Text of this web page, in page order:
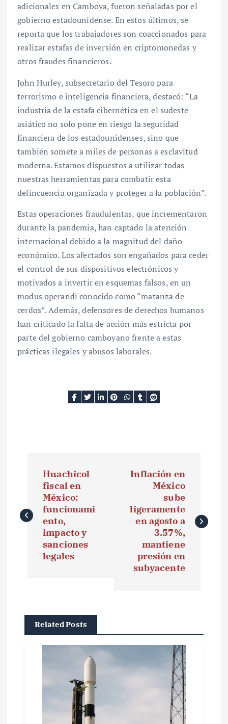
adicionales en Camboya, fueron señaladas por el
gobierno estadounidense. En estos últimos, se
reporta que los trabajadores son coaccionados para
realizar estafas de inversión en criptomonedas y
otros fraudes financieros.
John Hurley, subsecretario del Tesoro para
terrorismo e inteligencia financiera, destacó: “La
industria de la estafa cibernética en el sudeste
asiático no solo pone en riesgo la seguridad
financiera de los estadounidenses, sino que
también somete a miles de personas a esclavitud
moderna. Estamos dispuestos a utilizar todas
nuestras herramientas para combatir esta
delincuencia organizada y proteger a la población”.
Estas operaciones fraudulentas, que incrementaron
durante la pandemia, han captado la atención
internacional debido a la magnitud del daño
económico. Los afectados son engañados para ceder
el control de sus dispositivos electrónicos y
motivados a invertir en esquemas falsos, en un
modus operandi conocido como “matanza de
cerdos”. Además, defensores de derechos humanos
han criticado la falta de acción más estricta por
parte del gobierno camboyano frente a estas
prácticas ilegales y abusos laborales.
v
e
Huachicol
fiscal en
México:
funcionami
ento,
impacto y
sanciones
legales
Inflación en
México
sube
ligeramente
en agosto a
3.57%,
mantiene
presión en
subyacente
Related Posts